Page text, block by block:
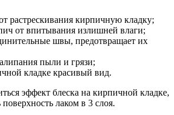
растрескивания кирпичную кладку;
от впитывания излишней влаги;
швы, предотвращает их
пыли и грязи;
кладке красивый вид.
эффект блеска на кирпичной кладке,
лаком в 3 слоя.